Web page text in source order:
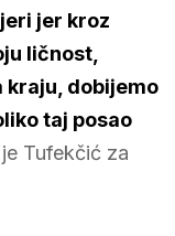
jer kroz
ličnost,
kraju, dobijemo
taj posao
Tufekčić za